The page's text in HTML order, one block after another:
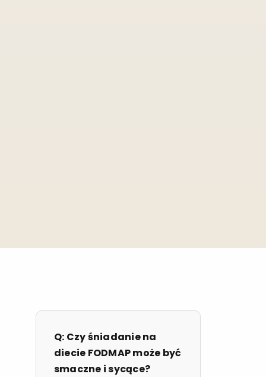
Q: Czy śniadanie na
diecie FODMAP może być
smaczne i sycące?